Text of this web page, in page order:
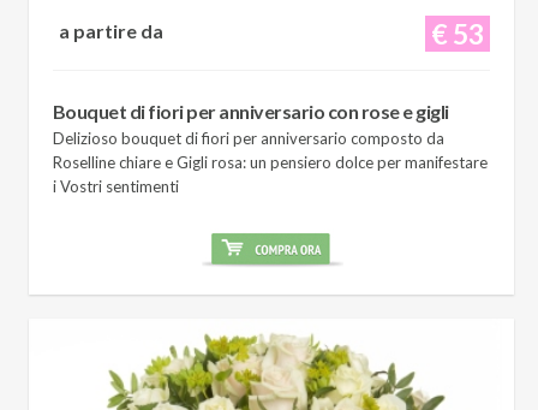
€ 53
a partire da
Bouquet di fiori per anniversario con rose e gigli
Delizioso bouquet di fiori per anniversario composto da
Roselline chiare e Gigli rosa: un pensiero dolce per manifestare
i Vostri sentimenti